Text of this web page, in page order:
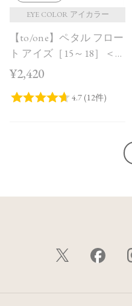
EYE COLOR アイカラー
【to/one】ペタル フロー
ト アイズ［15～18］＜
2026 SS Collection＞
¥2,420